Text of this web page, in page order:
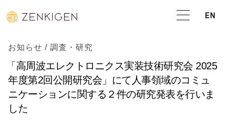
EN
お知らせ / 調査・研究
「高周波エレクトロニクス実装技術研究会 2025
年度第2回公開研究会」にて人事領域のコミュ
ニケーションに関する２件の研究発表を行いま
した